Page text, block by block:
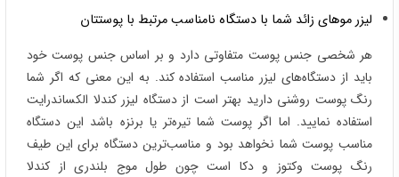
لیزر موهای زائد شما با دستگاه‌ نامناسب مرتبط با پوستتان
هر شخصی جنس پوست متفاوتی دارد و بر اساس جنس پوست خود
باید از دستگاه‌های لیزر مناسب استفاده کند. به این معنی که اگر شما
رنگ پوست روشنی دارید بهتر است از دستگاه لیزر کندلا الکساندرایت
استفاده نمایید. اما اگر پوست شما تیره‌تر یا برنزه باشد این دستگاه
مناسب پوست شما نخواهد بود و مناسب‌ترین دستگاه برای این طیف
رنگ پوست وکتوز و دکا است چون طول موج بلندری از کندلا